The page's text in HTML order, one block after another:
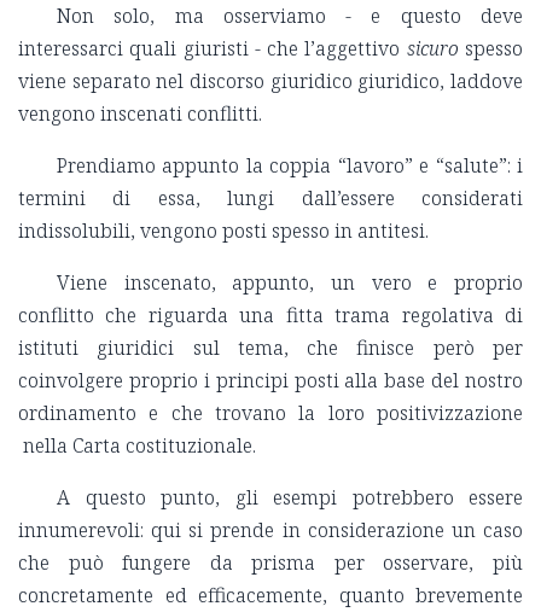
Non solo, ma osserviamo - e questo deve
interessarci quali giuristi - che l’aggettivo sicuro spesso
viene separato nel discorso giuridico giuridico, laddove
vengono inscenati conflitti.
Prendiamo appunto la coppia “lavoro” e “salute”: i
termini di essa, lungi dall’essere considerati
indissolubili, vengono posti spesso in antitesi.
Viene inscenato, appunto, un vero e proprio
conflitto che riguarda una fitta trama regolativa di
istituti giuridici sul tema, che finisce però per
coinvolgere proprio i principi posti alla base del nostro
ordinamento e che trovano la loro positivizzazione
nella Carta costituzionale.
A questo punto, gli esempi potrebbero essere
innumerevoli: qui si prende in considerazione un caso
che può fungere da prisma per osservare, più
concretamente ed efficacemente, quanto brevemente